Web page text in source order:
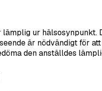
ur
är nödvändigt för
den anställdes